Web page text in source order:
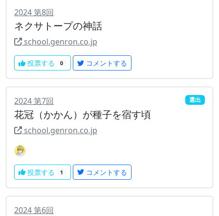
2024第8回
ネクサトープの神話
school.genron.co.jp
投票する 0 コメントする
2024第7回 選出
花冠（かかん）が種子を宿す頃
school.genron.co.jp
投票する 1 コメントする
2024第6回